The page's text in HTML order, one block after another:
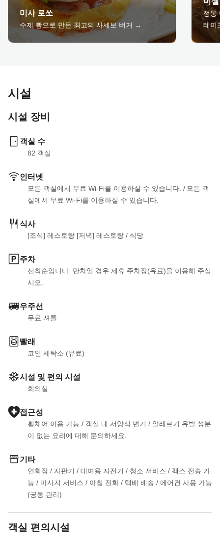
미사 로쏘
수제 빵으로 만든 최고의 사세보 버거 →
정통
테이
시설
시설 장비
객실 수
82 객실
인터넷
모든 객실에서 무료 Wi-Fi를 이용하실 수 있습니다. / 모든 객
실에서 무료 Wi-Fi를 이용하실 수 있습니다.
식사
[조식] 레스토랑 [저녁] 레스토랑 / 식당
주차
선착순입니다. 만차일 경우 제휴 주차장(유료)을 이용해 주십
시오.
우주선
무료 셔틀
빨래
코인 세탁소 (유료)
시설 및 편의 시설
회의실
접근성
휠체어 이용 가능 / 객실 내 서양식 변기 / 알레르기 유발 성분
이 없는 요리에 대해 문의하세요.
기타
연회장 / 자판기 / 대여용 자전거 / 청소 서비스 / 팩스 전송 가
능 / 마사지 서비스 / 아침 전화 / 택배 배송 / 에어컨 사용 가능
(공동 관리)
객실 편의시설